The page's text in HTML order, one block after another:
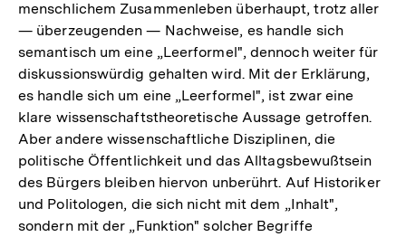
menschlichem Zusammenleben überhaupt, trotz aller
— überzeugenden — Nachweise, es handle sich
semantisch um eine „Leerformel", dennoch weiter für
diskussionswürdig gehalten wird. Mit der Erklärung,
es handle sich um eine „Leerformel", ist zwar eine
klare wissenschaftstheoretische Aussage getroffen.
Aber andere wissenschaftliche Disziplinen, die
politische Öffentlichkeit und das Alltagsbewußtsein
des Bürgers bleiben hiervon unberührt. Auf Historiker
und Politologen, die sich nicht mit dem „Inhalt",
sondern mit der „Funktion" solcher Begriffe